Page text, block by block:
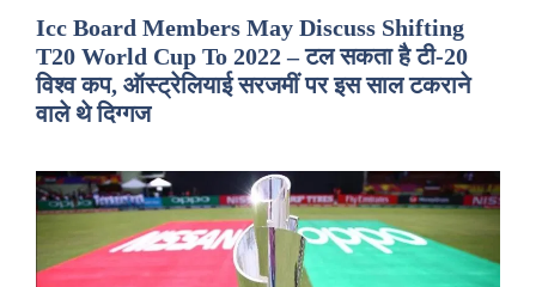
Icc Board Members May Discuss Shifting
T20 World Cup To 2022 – टल सकता है टी-20
विश्व कप, ऑस्ट्रेलियाई सरजमीं पर इस साल टकराने
वाले थे दिग्गज